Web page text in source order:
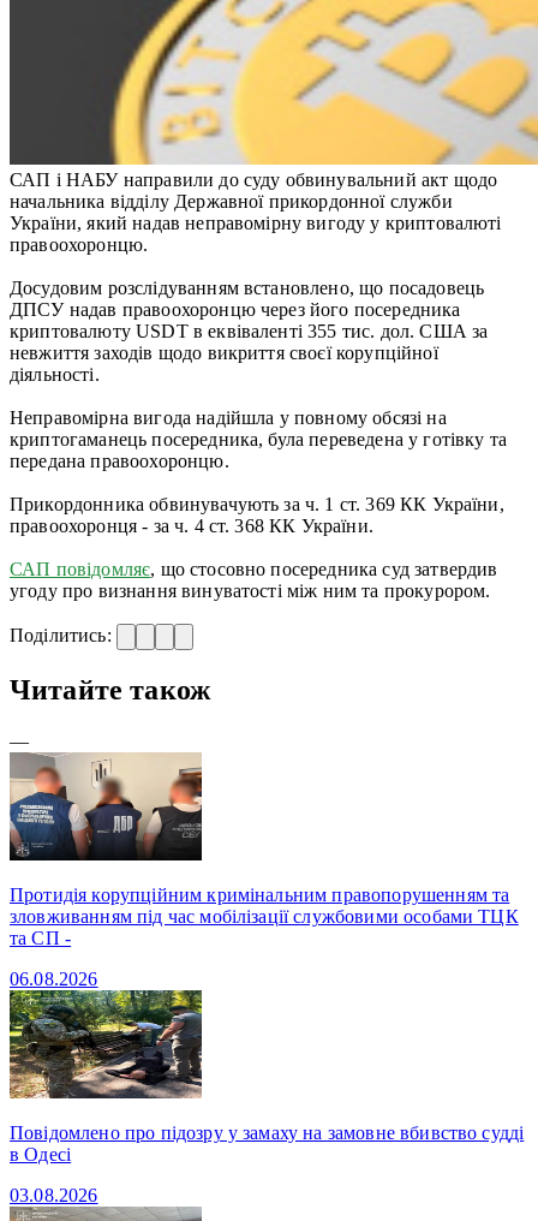
САП і НАБУ направили до суду обвинувальний акт щодо
начальника відділу Державної прикордонної служби
України, який надав неправомірну вигоду у криптовалюті
правоохоронцю.
Досудовим розслідуванням встановлено, що посадовець
ДПСУ надав правоохоронцю через його посередника
криптовалюту USDT в еквіваленті 355 тис. дол. США за
невжиття заходів щодо викриття своєї корупційної
діяльності.
Неправомірна вигода надійшла у повному обсязі на
криптогаманець посередника, була переведена у готівку та
передана правоохоронцю.
Прикордонника обвинувачують за ч. 1 ст. 369 КК України,
правоохоронця - за ч. 4 ст. 368 КК України.
САП повідомляє, що стосовно посередника суд затвердив
угоду про визнання винуватості між ним та прокурором.
Поділитись:
Читайте також
—
Протидія корупційним кримінальним правопорушенням та
зловживанням під час мобілізації службовими особами ТЦК
та СП -
06.08.2026
Повідомлено про підозру у замаху на замовне вбивство судді
в Одесі
03.08.2026